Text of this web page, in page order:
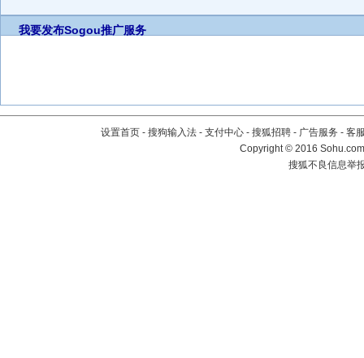
我要发布Sogou推广服务
设置首页 - 搜狗输入法 - 支付中心 - 搜狐招聘 - 广告服务 - 客
Copyright©2016
搜狐不良信息举